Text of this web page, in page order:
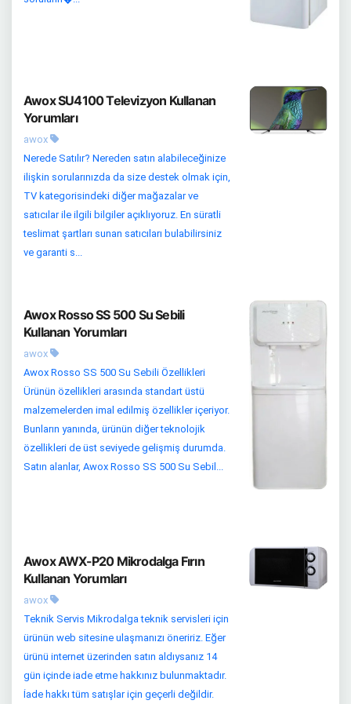
Awox SU4100 Televizyon Kullanan
Yorumları
awox
Nerede Satılır? Nereden satın alabileceğinize
ilişkin sorularınızda da size destek olmak için,
TV kategorisindeki diğer mağazalar ve
satıcılar ile ilgili bilgiler açıklıyoruz. En süratli
teslimat şartları sunan satıcıları bulabilirsiniz
ve garanti s...
Awox Rosso SS 500 Su Sebili
Kullanan Yorumları
awox
Awox Rosso SS 500 Su Sebili Özellikleri
Ürünün özellikleri arasında standart üstü
malzemelerden imal edilmiş özellikler içeriyor.
Bunların yanında, ürünün diğer teknolojik
özellikleri de üst seviyede gelişmiş durumda.
Satın alanlar, Awox Rosso SS 500 Su Sebil...
Awox AWX-P20 Mikrodalga Fırın
Kullanan Yorumları
awox
Teknik Servis Mikrodalga teknik servisleri için
ürünün web sitesine ulaşmanızı öneririz. Eğer
ürünü internet üzerinden satın aldıysanız 14
gün içinde iade etme hakkınız bulunmaktadır.
İade hakkı tüm satışlar için geçerli değildir.